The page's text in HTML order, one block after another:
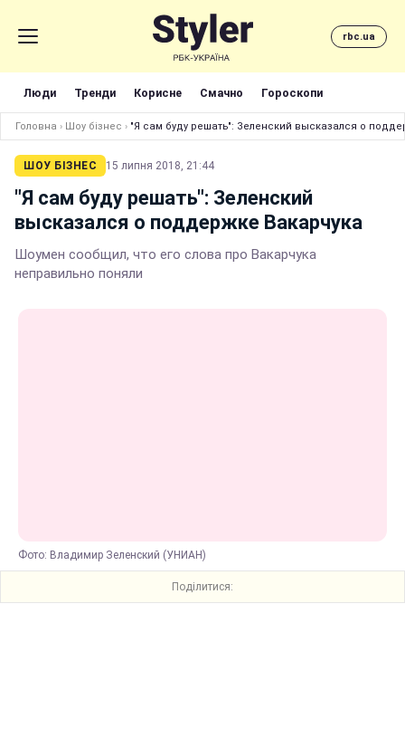
rbc.ua
Люди Тренди Корисне Смачно Гороскопи
Головна › Шоу бізнес › "Я сам буду решать": Зеленский высказался о
ШОУ БІЗНЕС 15 липня 2018, 21:44
"Я сам буду решать": Зеленский
высказался о поддержке Вакарчука
Шоумен сообщил, что его слова про Вакарчука
неправильно поняли
Фото: Владимир Зеленский (УНИАН)
Поділитися: